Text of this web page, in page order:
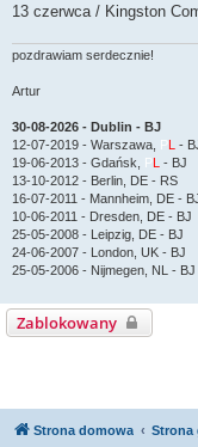
13 czerwca / Kingston
pozdrawiam serdecznie!
Artur
30-08-2026 - Dublin - BJ
12-07-2019 - Warszawa,
P
-
19-06-2013 - Gdańsk,
P
- BJ
13-10-2012 - Berlin, DE - RS
16-07-2011 - Mannheim, DE -
10-06-2011 - Dresden, DE - BJ
25-05-2008 - Leipzig, DE - BJ
24-06-2007 - London, UK - BJ
25-05-2006 - Nijmegen, NL - BJ
Zablokowany
Strona domowa Strona